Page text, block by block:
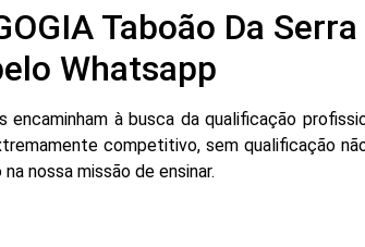
Taboão Da
Whatsapp
à busca da qualificação
competitivo, sem qualificação
nossa missão de ensinar.